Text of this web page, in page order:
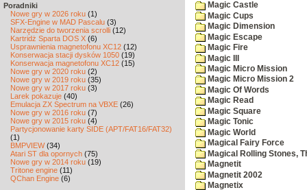
Poradniki
Nowe gry w 2026 roku (1)
SFX-Engine w MAD Pascalu (3)
Narzędzie do tworzenia scrolli (12)
Kartridż Sparta DOS X (6)
Usprawnienia magnetofonu XC12 (12)
Konserwacja stacji dysków 1050 (19)
Konserwacja magnetofonu XC12 (15)
Nowe gry w 2020 roku (2)
Nowe gry w 2019 roku (35)
Nowe gry w 2017 roku (3)
Larek pokazuje (40)
Emulacja ZX Spectrum na VBXE (26)
Nowe gry w 2016 roku (7)
Nowe gry w 2015 roku (4)
Partycjonowanie karty SIDE (APT/FAT16/FAT32)
(1)
BMPVIEW(34)
Atari ST dla opornych (75)
Nowe gry w 2014 roku (19)
Tritone engine (11)
QChan Engine (6)
Magic Castle
Magic Cups
Magic Dimension
Magic Escape
Magic Fire
Magic III
Magic Micro Mission
Magic Micro Mission 2
Magic Of Words
Magic Read
Magic Square
Magic Tonic
Magic World
Magical Fairy Force
Magical Rolling Stones,
Magnetit
Magnetit 2002
Magnetix